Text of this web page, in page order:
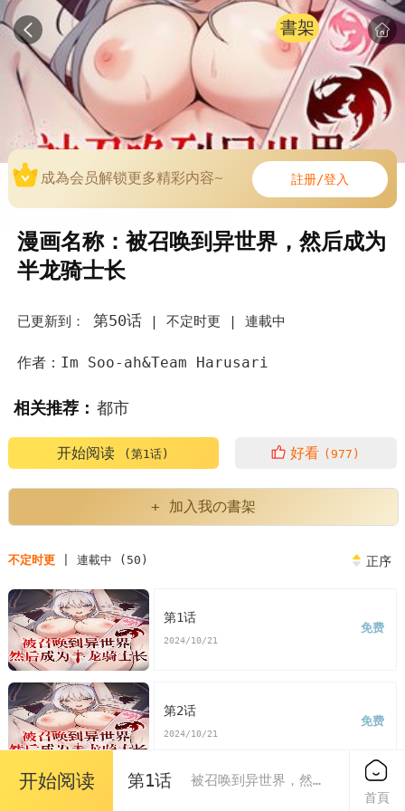
書架
成為会员解锁更多精彩内容~ 註册/登入
漫画名称：被召唤到异世界，然后成为
半龙骑士长
已更新到： 第50话| 不定时更 | 連載中
作者：Im Soo-ah&Team Harusari
相关推荐： 都市
开始阅读 (第1话) 好看 (977)
+ 加入我の書架
不定时更| 連載中 (50) 正序
第1话
2024/10/21
免费
第2话
2024/10/21
免费
开始阅读 第1话 被召唤到异世界，然后成为半龙骑士长
首頁